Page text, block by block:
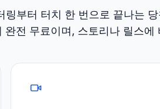
링부터 터치 한 번으로 끝나는
완전 무료이며, 스토리나 릴스에